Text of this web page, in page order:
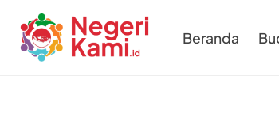
Beranda